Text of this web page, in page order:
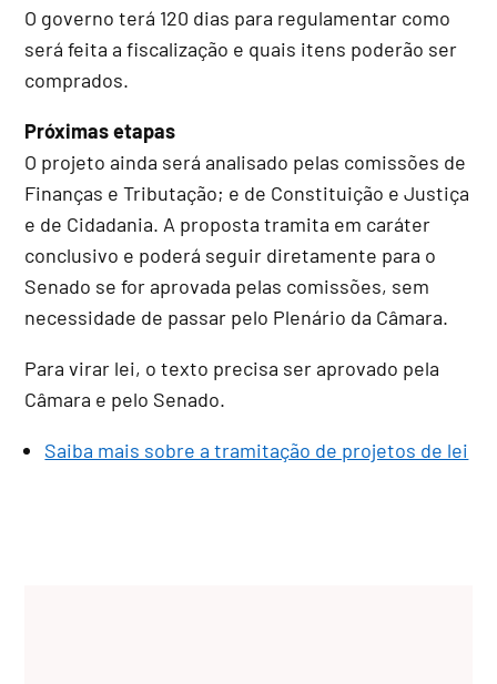
O governo terá 120 dias para regulamentar como
será feita a fiscalização e quais itens poderão ser
comprados.
Próximas etapas
O projeto ainda será analisado pelas comissões de
Finanças e Tributação; e de Constituição e Justiça
e de Cidadania. A proposta tramita em caráter
conclusivo e poderá seguir diretamente para o
Senado se for aprovada pelas comissões, sem
necessidade de passar pelo Plenário da Câmara.
Para virar lei, o texto precisa ser aprovado pela
Câmara e pelo Senado.
Saiba mais sobre a tramitação de projetos de lei